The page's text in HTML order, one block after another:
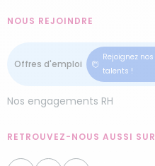
NOUS REJOINDRE
Rejoignez nos
talents !
Nos engagements RH
RETROUVEZ-NOUS AUSSI SUR